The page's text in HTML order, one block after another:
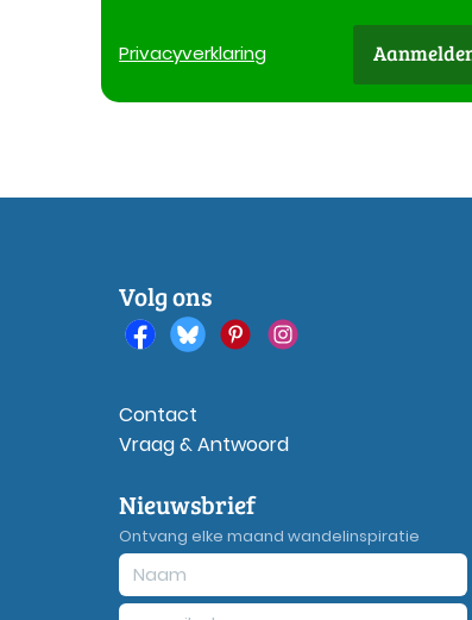
Privacyverklaring
Volg ons
Contact
Vraag & Antwoord
Nieuwsbrief
Ontvang elke maand wandelinspiratie